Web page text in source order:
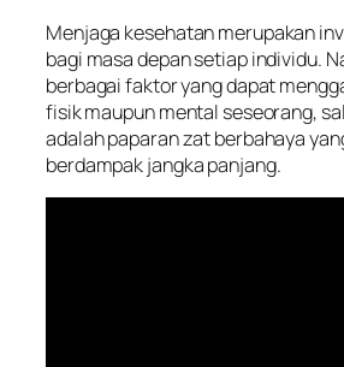
Menjaga kesehatan merupakan
bagi masa depan setiap individu.
berbagai faktor yang dapat
fisik maupun mental seseorang,
adalah paparan zat berbahaya
berdampak jangka panjang.